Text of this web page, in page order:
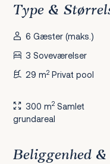
Type &
6 Gæster (maks.)
3 Soveværelser
29 m2 Privat pool
300 m2 Samlet
grundareal
Beliggenhed